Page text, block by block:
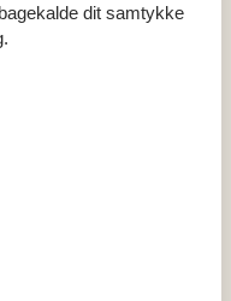
dit samtykke